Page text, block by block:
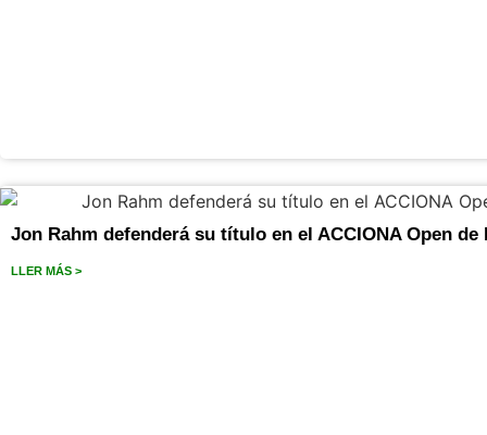
Jon Rahm defenderá su título en el ACCIONA Open
LLER MÁS >